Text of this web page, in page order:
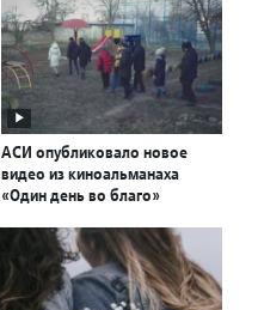
АСИ опубликовало новое
видео из киноальманаха
«Один день во благо»